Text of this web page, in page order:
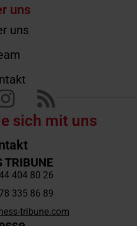
uns
uns
TRIBUNE
404 80 26
335 86 89
tribune.com
sich mit uns